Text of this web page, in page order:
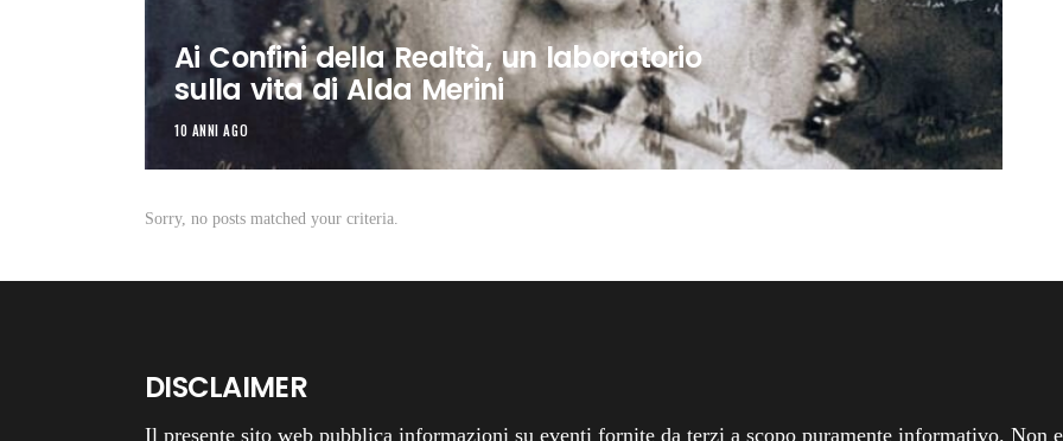
Ai Confini della Realtà, un laboratorio
sulla vita di Alda Merini
10 ANNI AGO
Sorry, no posts matched your criteria.
DISCLAIMER
Il presente sito web pubblica informazioni su eventi fornite da terzi a scopo puramente informativo. Non